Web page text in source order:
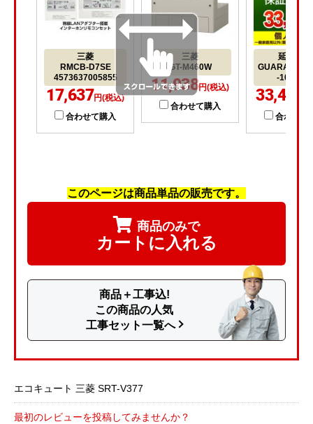
三菱
RMCB-D7SE
4573637005855
17,637円(税込)
合わせて購入
三菱
GT-M460W
11,938円(税込)
合わせて購入
延長保証
-10YEAR
33,400
合わせて
このページは商品単品の販売です。
商品のみで
カートに入れる
商品＋工事込!
この商品の人気
工事セット一覧へ
エコキュート 三菱 SRT-V377
最初のレビューを投稿してみませんか？